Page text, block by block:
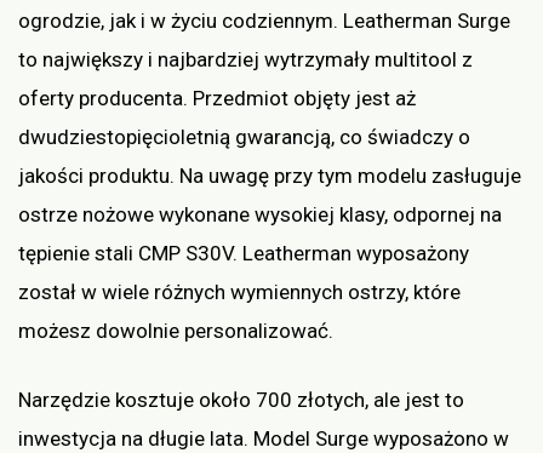
ogrodzie, jak i w życiu codziennym. Leatherman Surge
to największy i najbardziej wytrzymały multitool z
oferty producenta. Przedmiot objęty jest aż
dwudziestopięcioletnią gwarancją, co świadczy o
jakości produktu. Na uwagę przy tym modelu zasługuje
ostrze nożowe wykonane wysokiej klasy, odpornej na
tępienie stali CMP S30V. Leatherman wyposażony
został w wiele różnych wymiennych ostrzy, które
możesz dowolnie personalizować.
Narzędzie kosztuje około 700 złotych, ale jest to
inwestycja na długie lata. Model Surge wyposażono w